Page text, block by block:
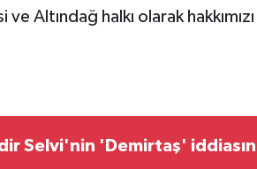
Altındağ halkı olarak hakkımızı
Selvi'nin 'Demirtaş'